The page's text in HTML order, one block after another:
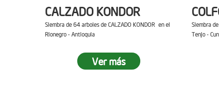
CALZADO KONDOR
Siembra de 64 arboles de CALZADO KONDOR en el
Rionegro - Antioquia
Ver más
Siembra
Tenjo -